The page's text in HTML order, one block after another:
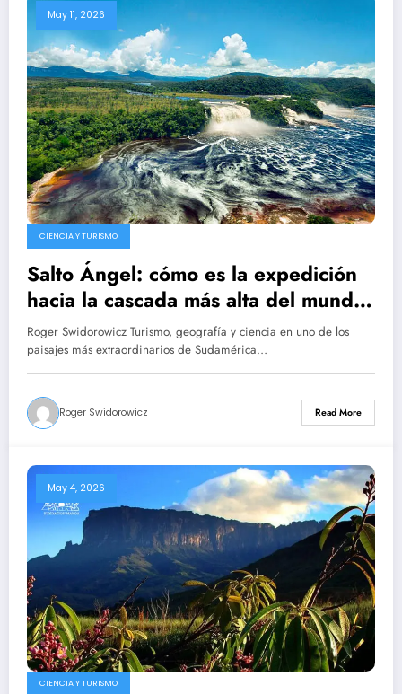
May 11, 2026
CIENCIA Y TURISMO
Salto Ángel: cómo es la expedición
hacia la cascada más alta del mundo
entre tepuyes, ríos y selva en
Canaima
Roger Swidorowicz Turismo, geografía y ciencia en uno de los
paisajes más extraordinarios de Sudamérica…
Roger Swidorowicz Read More
May 4, 2026
CIENCIA Y TURISMO